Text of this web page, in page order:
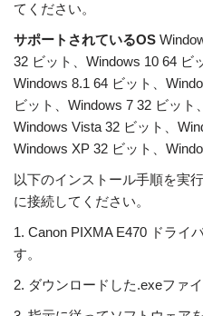
てください。
サポートされているOS
32 ビット、Windows 10 64 ビ
Windows 8.1 64 ビット、
ビット、Windows 7 32 ビット
Windows Vista 32 ビット、
Windows XP 32 ビット、
以下のインストール手順を実
に接続してください。
1. Canon PIXMA E470 ドライ
す。
2. ダウンロードした.exeファ